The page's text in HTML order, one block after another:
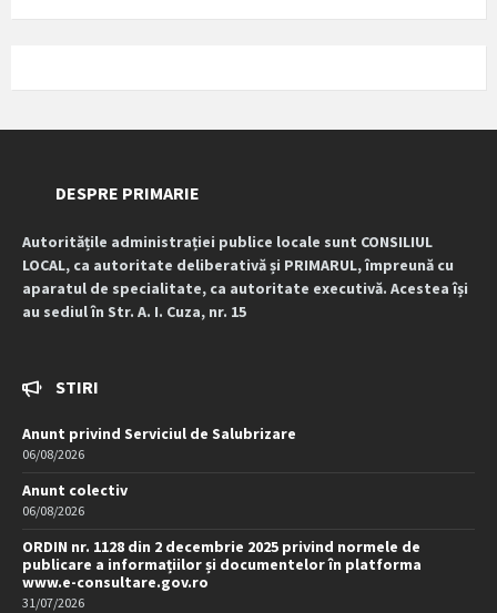
DESPRE PRIMARIE
Autoritățile administrației publice locale sunt CONSILIUL
LOCAL, ca autoritate deliberativă și PRIMARUL, împreună cu
aparatul de specialitate, ca autoritate executivă. Acestea își
au sediul în Str. A. I. Cuza, nr. 15
STIRI
Anunt privind Serviciul de Salubrizare
06/08/2026
Anunt colectiv
06/08/2026
ORDIN nr. 1128 din 2 decembrie 2025 privind normele de
publicare a informațiilor și documentelor în platforma
www.e-consultare.gov.ro
31/07/2026